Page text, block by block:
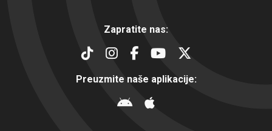
Zapratite nas:
Preuzmite naše aplikacije: